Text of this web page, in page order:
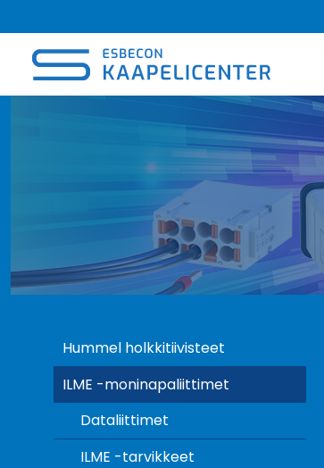
sisältöön
Hummel holkkitiivisteet
ILME -moninapaliittimet
Dataliittimet
ILME -tarvikkeet